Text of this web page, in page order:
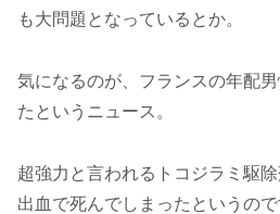
も大問題となっているとか。
気になるのが、フランスの年配
たというニュース。
超強力と言われるトコジラミ駆
出血で死んでしまったというので